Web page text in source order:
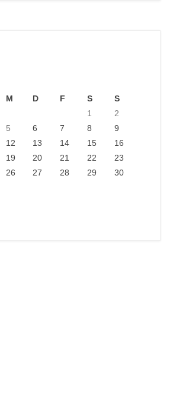
M D F S
S
1
2
5 6 7 8
9
12 13 14 15
16
19 20 21 22
23
26 27 28 29
30